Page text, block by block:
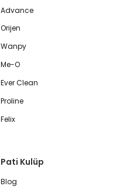
Advance
Orijen
Wanpy
Me-O
Ever Clean
Proline
Felix
Pati Kulüp
Blog